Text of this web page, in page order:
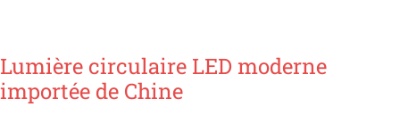
Lumière circulaire LED moderne
importée de Chine